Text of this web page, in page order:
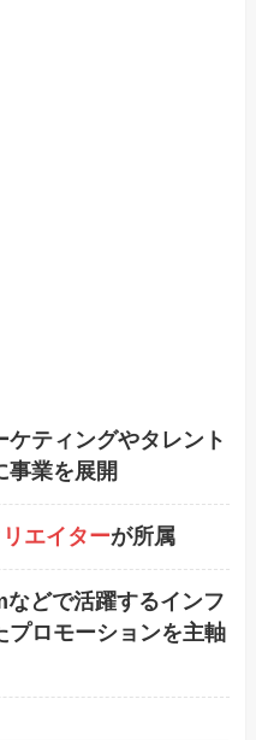
ティングやタレント
事業を展開
エイターが所属
どで活躍するインフ
プロモーションを主軸